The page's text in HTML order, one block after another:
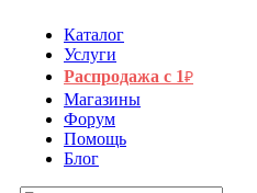
Каталог
Услуги
Распродажа с 1₽
Магазины
Форум
Помощь
Блог